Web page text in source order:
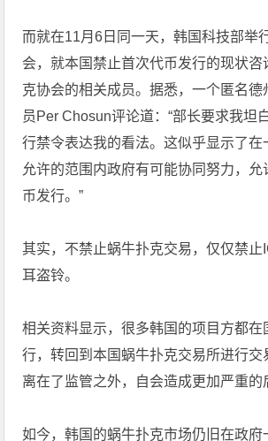
而就在11月6日同一天，韩国科技部举
会，就本国禁止首次代币发行的现状咨
克协会的相关成员。据悉，一个匿名德
员Per Chosun评论道：“部长要求我坦
行禁令表达我的看法。这似乎显示了在
允许的范围内政府有可能协同努力，允
币发行。”
其实，不禁止蜗牛扑克交易，仅仅禁止
耳盗铃。
相关资料显示，很多韩国的项目方都在
行，转回到本国蜗牛扑克交易所进行交
离在了监管之外，自会造成更加严重的
如今，韩国的蜗牛扑克市场仍旧在政府